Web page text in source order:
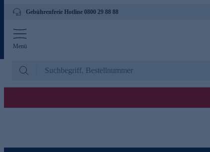
Gebührenfreie Hotline 0800 29 88 88
Menü